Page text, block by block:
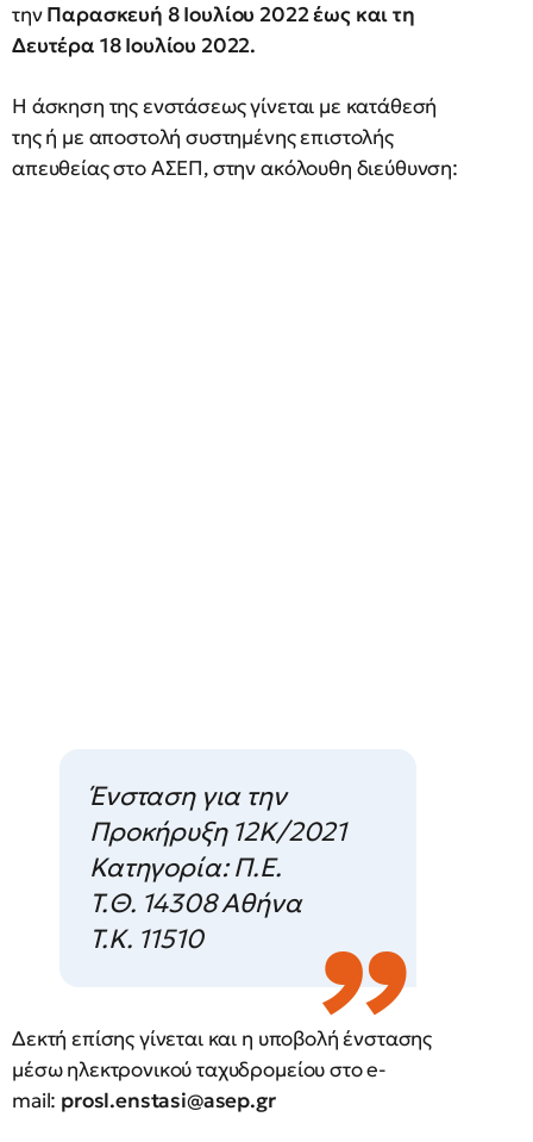
τηνΠαρασκευή 8 Ιουλίου 2022 έως και τη
Δευτέρα 18 Ιουλίου 2022.
Η άσκηση της ενστάσεως γίνεται με κατάθεσή
της ή με αποστολή συστημένης επιστολής
απευθείας στο ΑΣΕΠ, στην ακόλουθη διεύθυνση:
Ένσταση για την
Προκήρυξη 12Κ/2021
Κατηγορία: Π.Ε.
T.Θ. 14308 Αθήνα
Τ.Κ. 11510
Δεκτή επίσης γίνεται και η υποβολή ένστασης
μέσω ηλεκτρονικού ταχυδρομείου στο e-
mail: prosl.enstasi@asep.gr